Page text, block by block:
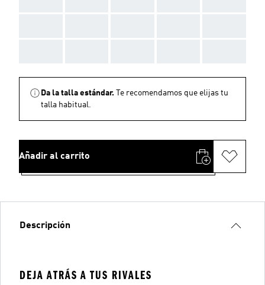
Da la talla estándar.
Te recomendamos que elijas tu
talla habitual.
Añadir al carrito
Descripción
DEJA ATRÁS A TUS RIVALES